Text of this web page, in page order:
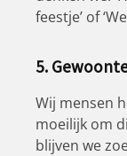
feestje’ of
5.
Wij mensen
moeilijk om
blijven we